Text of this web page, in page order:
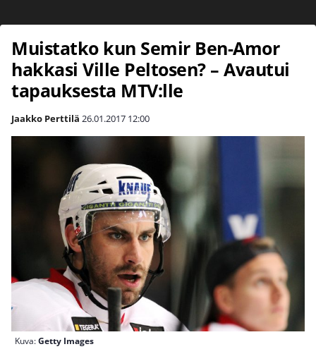
Muistatko kun Semir Ben-Amor
hakkasi Ville Peltosen? – Avautui
tapauksesta MTV:lle
Jaakko Perttilä 26.01.2017 12:00
Kuva:Getty Images